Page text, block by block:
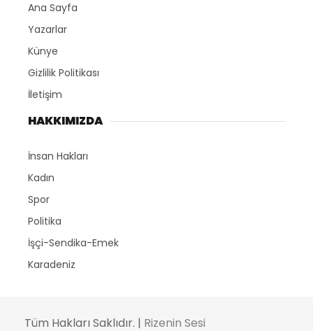
Ana Sayfa
Yazarlar
Künye
Gizlilik Politikası
İletişim
HAKKIMIZDA
İnsan Hakları
Kadın
Spor
Politika
İşçi-Sendika-Emek
Karadeniz
Tüm Hakları Saklıdır. | Rizenin Sesi